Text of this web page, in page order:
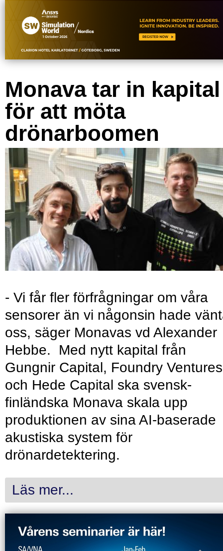
Monava tar in kapital
för att möta
drönarboomen
- Vi får fler förfrågningar om våra
sensorer än vi någonsin hade
oss, säger Monavas vd Alexander
Hebbe. Med nytt kapital från
Gungnir Capital, Foundry Ventures
och Hede Capital ska svensk-
finländska Monava skala upp
produktionen av sina AI-baserade
akustiska system för
drönardetektering.
Läs mer...